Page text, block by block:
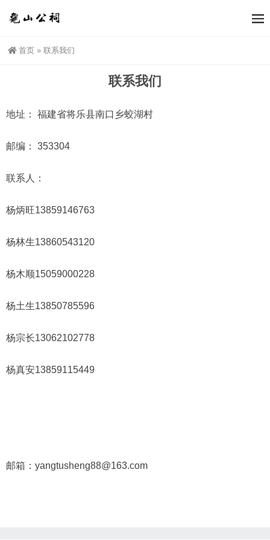
首页 » 联系我们
联系我们
地址： 福建省将乐县南口乡蛟湖村
邮编： 353304
联系人：
杨炳旺13859146763
杨林生13860543120
杨木顺15059000228
杨土生13850785596
杨宗长13062102778
杨真安13859115449
邮箱：yangtusheng88@163.com